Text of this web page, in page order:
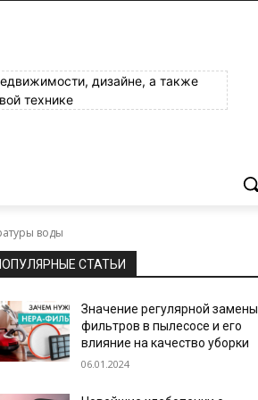
дизайне, а также
технике
воды
СТАТЬИ
Значение регулярной замены
фильтров в пылесосе и его
влияние на качество уборки
06.01.2024